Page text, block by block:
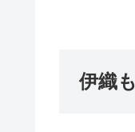
伊織